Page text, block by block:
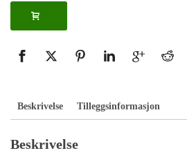
Beskrivelse Tilleggsinformasjon
Beskrivelse